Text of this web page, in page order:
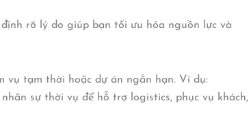
rõ lý do giúp bạn tối ưu hóa nguồn lực và
vụ tạm thời hoặc dự án ngắn hạn. Ví dụ:
sự thời vụ để hỗ trợ logistics, phục vụ khách,